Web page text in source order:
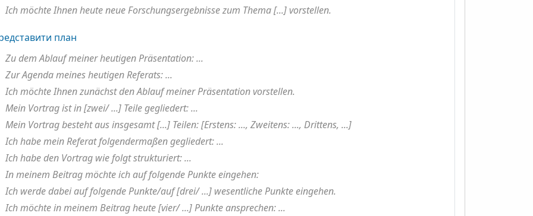
Ich möchte Ihnen heute neue Forschungsergebnisse zum Thema [...] vorstellen.
план
Zu dem Ablauf meiner heutigen Präsentation: ...
Zur Agenda meines heutigen Referats: ...
Ich möchte Ihnen zunächst den Ablauf meiner Präsentation vorstellen.
Mein Vortrag ist in [zwei/ ...] Teile gegliedert: ...
Mein Vortrag besteht aus insgesamt [...] Teilen: [Erstens: ..., Zweitens: ..., Drittens, ...]
Ich habe mein Referat folgendermaßen gegliedert: ...
Ich habe den Vortrag wie folgt strukturiert: ...
In meinem Beitrag möchte ich auf folgende Punkte eingehen:
Ich werde dabei auf folgende Punkte/auf [drei/ ...] wesentliche Punkte eingehen.
Ich möchte in meinem Beitrag heute [vier/ ...] Punkte ansprechen: ...